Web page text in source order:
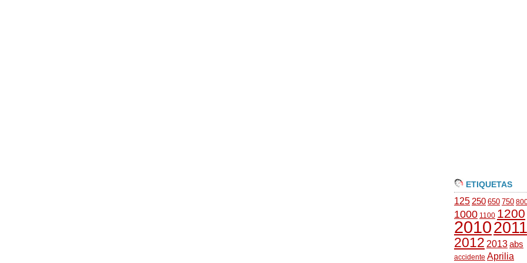
ETIQUETAS
125 250 650 750
1000 1100 1200
20102011
2012 2013abs
accidente Aprilia